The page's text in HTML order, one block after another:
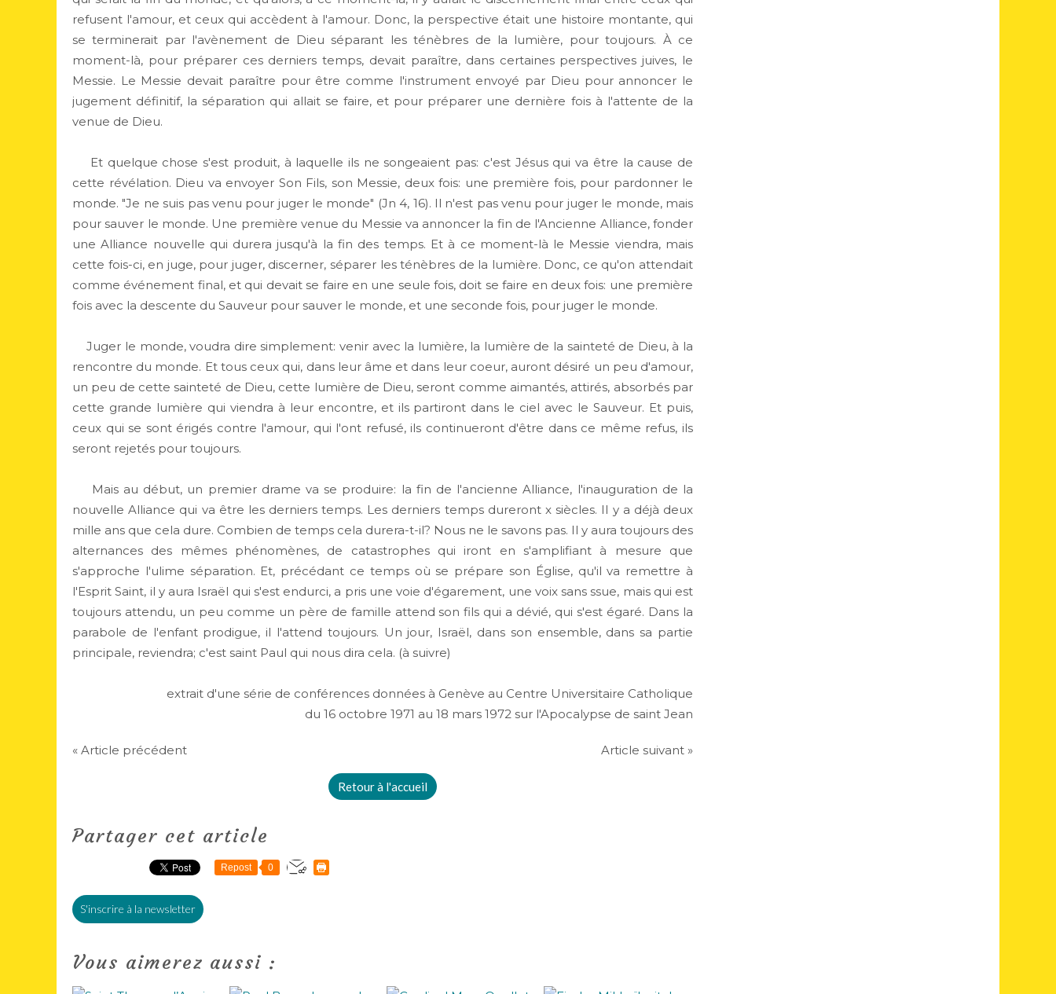
refusent l'amour, et ceux qui accèdent à l'amour. Donc, la perspective était une histoire montante, qui
se terminerait par l'avènement de Dieu séparant les ténèbres de la lumière, pour toujours. À ce
moment-là, pour préparer ces derniers temps, devait paraître, dans certaines perspectives juives, le
Messie. Le Messie devait paraître pour être comme l'instrument envoyé par Dieu pour annoncer le
jugement définitif, la séparation qui allait se faire, et pour préparer une dernière fois à l'attente de la
venue de Dieu.
Et quelque chose s'est produit, à laquelle ils ne songeaient pas: c'est Jésus qui va être la cause de
cette révélation. Dieu va envoyer Son Fils, son Messie, deux fois: une première fois, pour pardonner le
monde. "Je ne suis pas venu pour juger le monde" (Jn 4, 16). Il n'est pas venu pour juger le monde, mais
pour sauver le monde. Une première venue du Messie va annoncer la fin de l'Ancienne Alliance, fonder
une Alliance nouvelle qui durera jusqu'à la fin des temps. Et à ce moment-là le Messie viendra, mais
cette fois-ci, en juge, pour juger, discerner, séparer les ténèbres de la lumière. Donc, ce qu'on attendait
comme événement final, et qui devait se faire en une seule fois, doit se faire en deux fois: une première
fois avec la descente du Sauveur pour sauver le monde, et une seconde fois, pour juger le monde.
Juger le monde, voudra dire simplement: venir avec la lumière, la lumière de la sainteté de Dieu, à la
rencontre du monde. Et tous ceux qui, dans leur âme et dans leur coeur, auront désiré un peu d'amour,
un peu de cette sainteté de Dieu, cette lumière de Dieu, seront comme aimantés, attirés, absorbés par
cette grande lumière qui viendra à leur encontre, et ils partiront dans le ciel avec le Sauveur. Et puis,
ceux qui se sont érigés contre l'amour, qui l'ont refusé, ils continueront d'être dans ce même refus, ils
seront rejetés pour toujours.
Mais au début, un premier drame va se produire: la fin de l'ancienne Alliance, l'inauguration de la
nouvelle Alliance qui va être les derniers temps. Les derniers temps dureront x siècles. Il y a déjà deux
mille ans que cela dure. Combien de temps cela durera-t-il? Nous ne le savons pas. Il y aura toujours des
alternances des mêmes phénomènes, de catastrophes qui iront en s'amplifiant à mesure que
s'approche l'ulime séparation. Et, précédant ce temps où se prépare son Église, qu'il va remettre à
l'Esprit Saint, il y aura Israël qui s'est endurci, a pris une voie d'égarement, une voix sans ssue, mais qui est
toujours attendu, un peu comme un père de famille attend son fils qui a dévié, qui s'est égaré. Dans la
parabole de l'enfant prodigue, il l'attend toujours. Un jour, Israël, dans son ensemble, dans sa partie
principale, reviendra; c'est saint Paul qui nous dira cela. (à suivre)
extrait d'une série de conférences données à Genève au Centre Universitaire Catholique
du 16 octobre 1971 au 18 mars 1972 sur l'Apocalypse de saint Jean
« Article précédent Article suivant »
Retour à l'accueil
Partager cet article
Repost 0
S'inscrire à la newsletter
Vous aimerez aussi :